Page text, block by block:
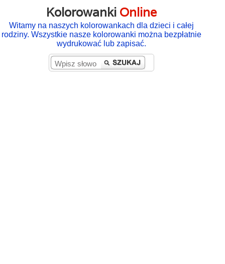
Kolorowanki Online
Witamy na naszych kolorowankach dla dzieci i całej
rodziny. Wszystkie nasze kolorowanki można bezpłatnie
wydrukować lub zapisać.